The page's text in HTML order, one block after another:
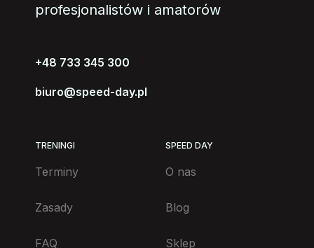
profesjonalistów i amatorów
+48 733 345 300
biuro@speed-day.pl
TRENINGI
Terminy
Zasady
FAQ
SPEED DAY
O nas
Blog
Sklep